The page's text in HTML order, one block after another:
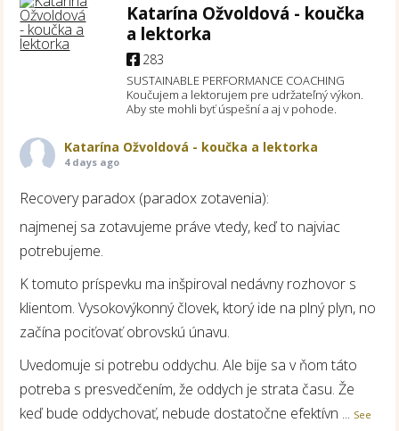
Katarína Ožvoldová - koučka
a lektorka
283
SUSTAINABLE PERFORMANCE COACHING
Koučujem a lektorujem pre udržateľný výkon.
Aby ste mohli byť úspešní a aj v pohode.
Katarína Ožvoldová - koučka a lektorka
4 days ago
Recovery paradox (paradox zotavenia):
najmenej sa zotavujeme práve vtedy, keď to najviac
potrebujeme.
K tomuto príspevku ma inšpiroval nedávny rozhovor s
klientom. Vysokovýkonný človek, ktorý ide na plný plyn, no
začína pociťovať obrovskú únavu.
Uvedomuje si potrebu oddychu. Ale bije sa v ňom táto
potreba s presvedčením, že oddych je strata času. Že
keď bude oddychovať, nebude dostatočne efektívn ... See